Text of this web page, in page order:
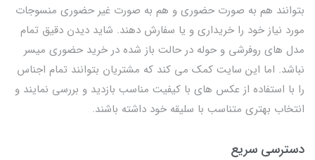
بتوانند هم به صورت حضوری و هم به صورت غیر حضوری منسوجات
مورد نیاز خود را خریداری و یا سفارش دهند. شاید دیدن دقیق تمام
مدل های روفرشی و حوله در حالت باز شده در خرید حضوری میسر
نباشد. اما این سایت کمک می کند که مشتریان بتوانند تمام اجناس
را با استفاده از عکس های با کیفیت مناسب بازدید و بررسی نمایند و
انتخاب بهتری متناسب با سلیقه خود داشته باشند.
دسترسی سریع